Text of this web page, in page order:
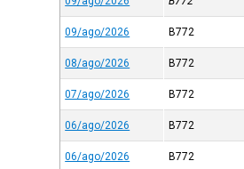
09/ago/2026 B772
08/ago/2026 B772
07/ago/2026 B772
06/ago/2026 B772
06/ago/2026 B772